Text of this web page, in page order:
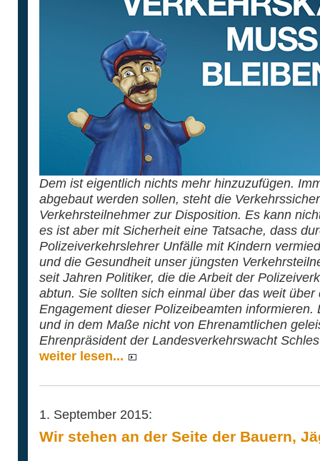
Dem ist eigentlich nichts mehr hinzuzufügen.
abgebaut werden sollen, steht die
Verkehrsteilnehmer zur Disposition. Es kann
es ist aber mit Sicherheit eine Tatsache, dass
Polizeiverkehrslehrer Unfälle mit Kindern
und die Gesundheit unser jüngsten
seit Jahren Politiker, die die Arbeit der
abtun. Sie sollten sich einmal über das weit
Engagement dieser Polizeibeamten informieren.
und in dem Maße nicht von Ehrenamtlichen
Ehrenpräsident der Landesverkehrswacht
weiter lesen...
1. September 2015:
Wir stehen an der Seite der Bauern,